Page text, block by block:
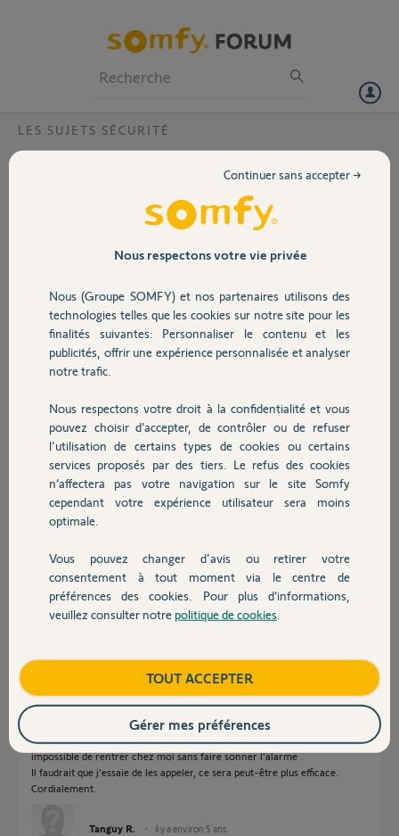
Volet
Sécurité
Domotique
Chauffage
Autres produits
Devis avec un pro
Contact
LES SUJETS SÉCURITÉ
Mon badge est HS. Plus de son, plus de clignotements, malgré une
Merci,
Tanguy R.
il y a environ 5 ans
Réponses
Bonsoir Tanguy
utilisez votre smartphone pour activer l'alarme.
JACKY M. il y a environ 5 ans
Bonjour et merci pour votre réponse. Effectivement j’attends qu’un yello
prenne la main mais apparemment au bout de 8 jours et 2 messages ils
n’ont pas l’air motivés.
L’application c’est bien, quand elle n’est pas plantée. J’ai eu une coupure
de Wifi récemment, donc pas d’application, pas de badge…donc
impossible de rentrer chez moi sans faire sonner l’alarme .
Il faudrait que j’essaie de les appeler, ce sera peut-être plus efficace.
Cordialement.
Tanguy R. il y a environ 5 ans
Nous respectons votre vie privée
Nous (Groupe SOMFY) et nos partenaires utilisons des
technologies telles que les cookies sur notre site pour les
finalités suivantes: Personnaliser le contenu et les
publicités, offrir une expérience personnalisée et analyser
notre trafic.
Nous respectons votre droit à la confidentialité et vous
pouvez choisir d’accepter, de contrôler ou de refuser
l'utilisation de certains types de cookies ou certains
services proposés par des tiers. Le refus des cookies
n’affectera pas votre navigation sur le site Somfy
cependant votre expérience utilisateur sera moins
optimale.
Vous pouvez changer d'avis ou retirer votre
consentement à tout moment via le centre de
préférences des cookies. Pour plus d’informations,
veuillez consulter notre politique de cookies
Continuer sans accepter →
TOUT ACCEPTER
Gérer mes préférences